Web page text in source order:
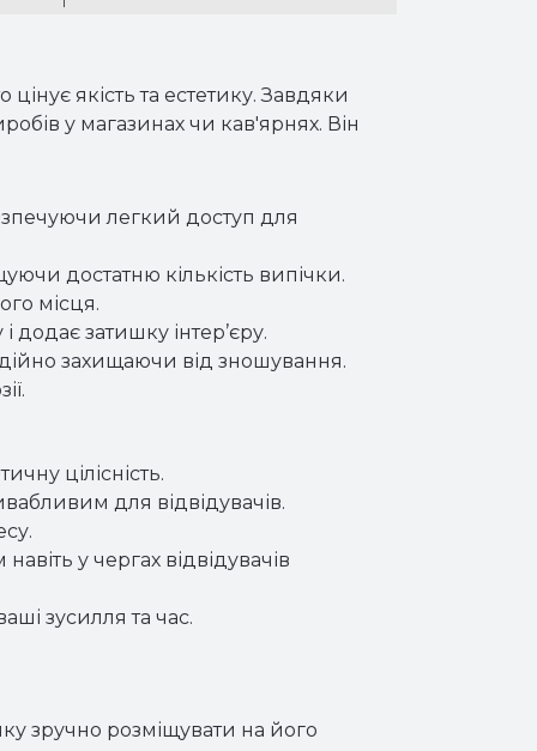
якість та естетику. Завдяки
у магазинах чи кав'ярнях. Він
легкий доступ для
достатню кількість випічки.
місця.
затишку інтер’єру.
захищаючи від зношування.
цілісність.
для відвідувачів.
у чергах відвідувачів
зусилля та час.
зручно розміщувати на його